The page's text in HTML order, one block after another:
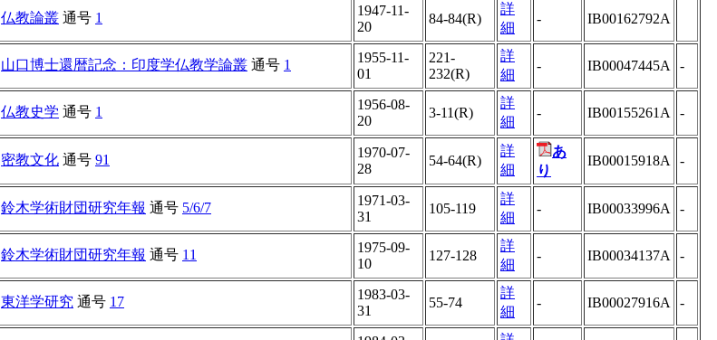
仏教論叢 通号 1
1947-11-
20
84-84(R)
詳
細
- IB00162792A
山口博士還暦記念：印度学仏教学論叢 通号 1
1955-11-
01
221-
232(R)
詳
細
- IB00047445A -
仏教史学 通号 1
1956-08-
20
3-11(R)
詳
細
- IB00155261A -
密教文化 通号 91
1970-07-
28
54-64(R)
詳
細
あ
り
IB00015918A -
鈴木学術財団研究年報 通号 5/6/7
1971-03-
31
105-119
詳
細
- IB00033996A -
鈴木学術財団研究年報 通号 11
1975-09-
10
127-128
詳
細
- IB00034137A -
東洋学研究 通号 17
1983-03-
31
55-74
詳
細
- IB00027916A -